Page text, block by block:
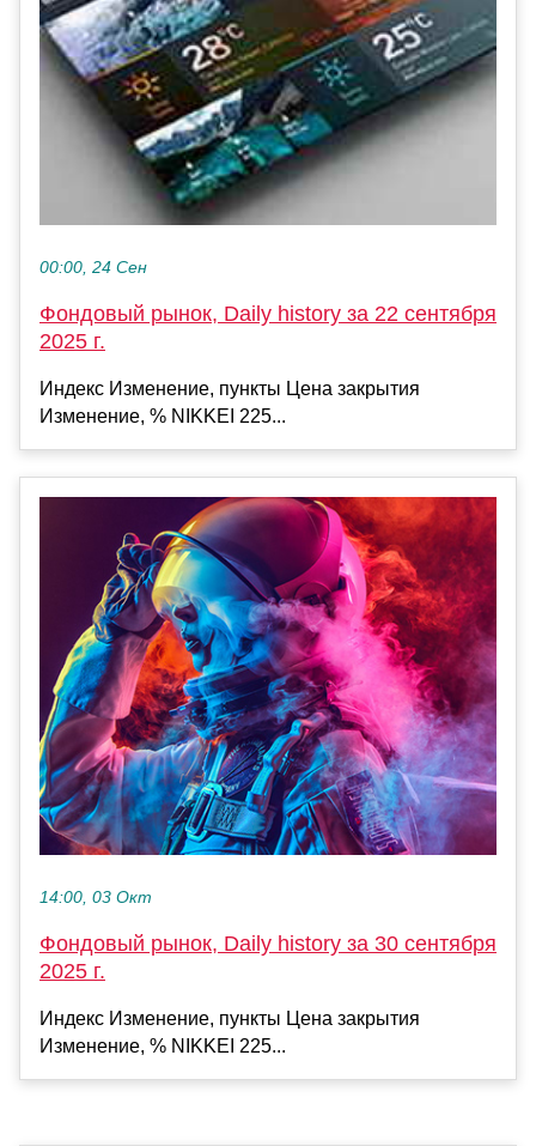
00:00, 24 Сен
Фондовый рынок, Daily history за 22 сентября
2025 г.
Индекс Изменение, пункты Цена закрытия
Изменение, % NIKKEI 225...
14:00, 03 Окт
Фондовый рынок, Daily history за 30 сентября
2025 г.
Индекс Изменение, пункты Цена закрытия
Изменение, % NIKKEI 225...